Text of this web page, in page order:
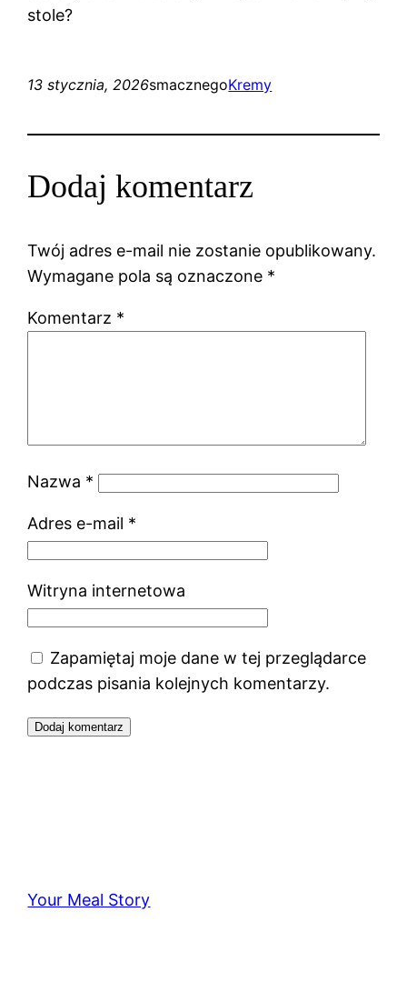
stole?
13 stycznia, 2026smacznegoKremy
Dodaj komentarz
Twój adres e-mail nie zostanie opublikowany.
Wymagane pola są oznaczone *
Komentarz *
Nazwa *
Adres e-mail *
Witryna internetowa
Zapamiętaj moje dane w tej przeglądarce
podczas pisania kolejnych komentarzy.
Your Meal Story